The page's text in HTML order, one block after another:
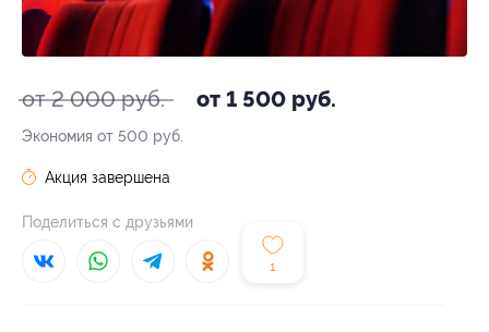
от 2 000 руб. от 1 500 руб.
Экономия от 500 руб.
1
Акция завершена
Поделиться с друзьями